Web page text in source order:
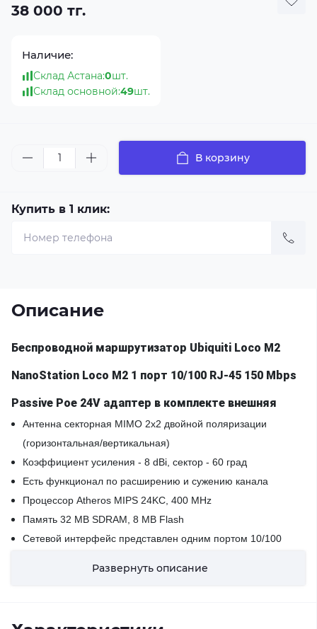
38 000 тг.
Наличие:
Склад Астана:0шт.
Склад основной:49шт.
В корзину
Купить в 1 клик:
Описание
Беспроводной маршрутизатор Ubiquiti Loco M2
NanoStation Loco M2 1 порт 10/100 RJ-45 150 Mbps
Passive Poe 24V адаптер в комплекте внешняя
Антенна секторная MIMO 2x2 двойной поляризации
(горизонтальная/вертикальная)
Коэффициент усиления - 8 dBi, сектор - 60 град
Есть функционал по расширению и сужению канала
Процессор Atheros MIPS 24KC, 400 MHz
Память 32 MB SDRAM, 8 MB Flash
Сетевой интерфейс представлен одним портом 10/100
Максимальная мощность потребления не больше 5,5 Вт
Развернуть описание